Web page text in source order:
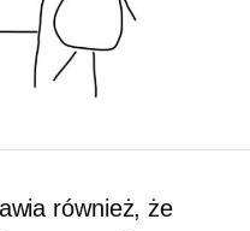
również, że